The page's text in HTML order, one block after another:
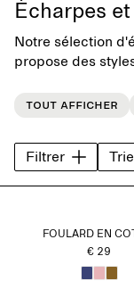
Écharpes
Notre sélection
propose des
douceur à votre
Tout afficher
Filtrer
FOULARD EN
€ 29